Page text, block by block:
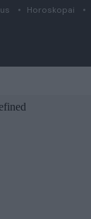
Horoskopai